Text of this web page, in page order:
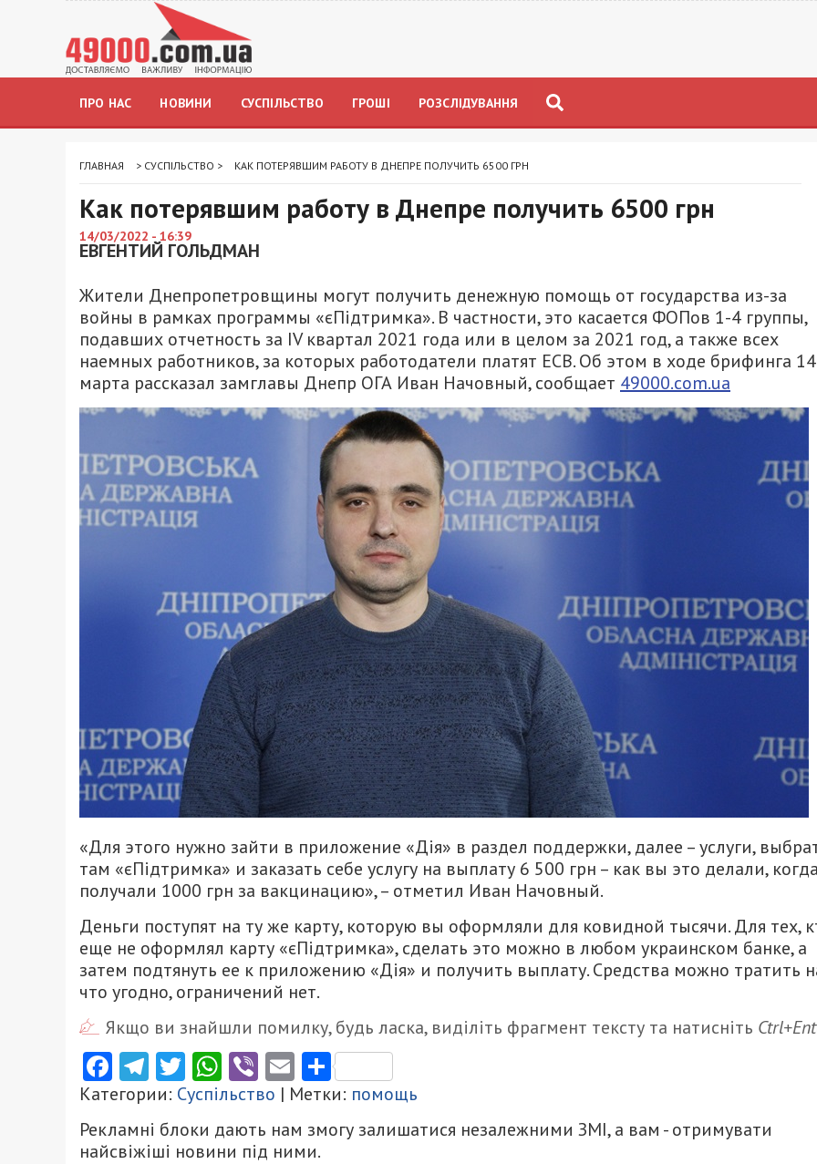
ПРО НАС НОВИНИ СУСПІЛЬСТВО ГРОШІ РОЗСЛІДУВАННЯ
ГЛАВНАЯ > СУСПІЛЬСТВО > КАК ПОТЕРЯВШИМ РАБОТУ В ДНЕПРЕ ПОЛУЧИТЬ 6500 ГРН
Как потерявшим работу в Днепре получить 6500 грн
14/03/2022 - 16:39
ЕВГЕНТИЙ ГОЛЬДМАН
Жители Днепропетровщины могут получить денежную помощь от государства из-за
войны в рамках программы «єПідтримка». В частности, это касается ФОПов 1-4 группы,
подавших отчетность за IV квартал 2021 года или в целом за 2021 год, а также всех
наемных работников, за которых работодатели платят ЕСВ. Об этом в ходе брифинга 14
марта рассказал замглавы Днепр ОГА Иван Начовный, сообщает 49000.com.ua
«Для этого нужно зайти в приложение «Дія» в раздел поддержки, далее – услуги,
там «єПідтримка» и заказать себе услугу на выплату 6 500 грн – как вы это делали, когда
получали 1000 грн за вакцинацию», – отметил Иван Начовный.
Деньги поступят на ту же карту, которую вы оформляли для ковидной тысячи. Для тех,
еще не оформлял карту «єПідтримка», сделать это можно в любом украинском банке, а
затем подтянуть ее к приложению «Дія» и получить выплату. Средства можно тратить
что угодно, ограничений нет.
Якщо ви знайшли помилку, будь ласка, виділіть фрагмент тексту та натисніть
Facebook
Telegram
Twitter
WhatsApp
ViberEmailПоділитися
Категории: Суспільство | Метки: помощь
Рекламні блоки дають нам змогу залишатися незалежними ЗМІ, а вам - отримувати
найсвіжіші новини під ними.